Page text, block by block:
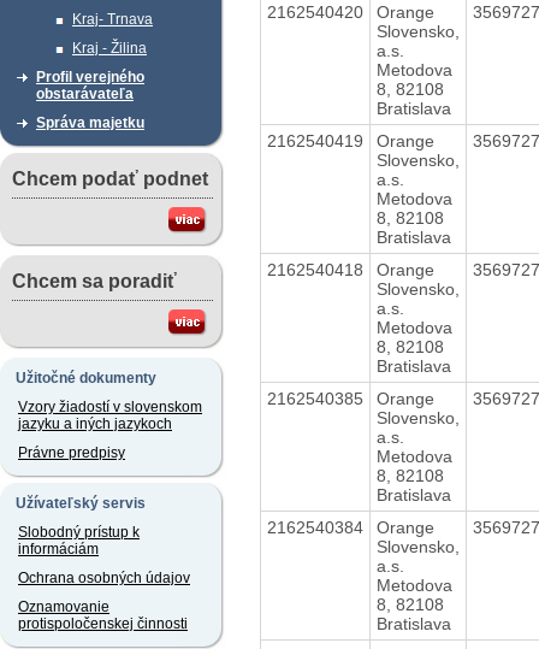
Kraj- Trnava
Kraj - Žilina
Profil verejného
obstarávateľa
Správa majetku
Chcem podať podnet
Chcem sa poradiť
Užitočné dokumenty
Vzory žiadostí v slovenskom
jazyku a iných jazykoch
Právne predpisy
Užívateľský servis
Slobodný prístup k
informáciám
Ochrana osobných údajov
Oznamovanie
protispoločenskej činnosti
2162540420
Orange
Slovensko,
a.s.
Metodova
8, 82108
Bratislava
2162540419
Orange
Slovensko,
a.s.
Metodova
8, 82108
Bratislava
2162540418
Orange
Slovensko,
a.s.
Metodova
8, 82108
Bratislava
2162540385
Orange
Slovensko,
a.s.
Metodova
8, 82108
Bratislava
2162540384
Orange
Slovensko,
a.s.
Metodova
8, 82108
Bratislava